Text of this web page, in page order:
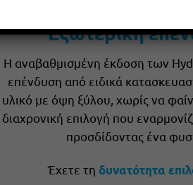
Εξωτερική
Η αναβαθμισμένη έκδοση των
επένδυση από ειδικά
υλικό με όψη ξύλου, χωρίς να
διαχρονική επιλογή που
προσδίδοντας ένα
Έχετε τη δυνατότητα